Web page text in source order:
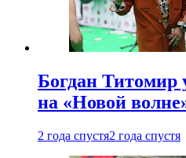
Богдан Титомир
на «Новой
2 года спустя2 года спустя